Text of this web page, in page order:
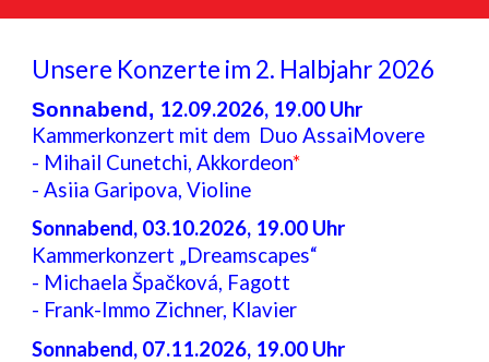
Unsere Konzerte im 2. Halbjahr 2026
Sonnabend, 12.09.2026, 19.00 Uhr
Kammerkonzert mit dem Duo AssaiMovere
- Mihail Cunetchi, Akkordeon*
- Asiia Garipova, Violine
Sonnabend, 03.10.2026, 19.00 Uhr
Kammerkonzert „Dreamscapes“
- Michaela Špačková, Fagott
- Frank-Immo Zichner, Klavier
Sonnabend, 07.11.2026, 19.00 Uhr